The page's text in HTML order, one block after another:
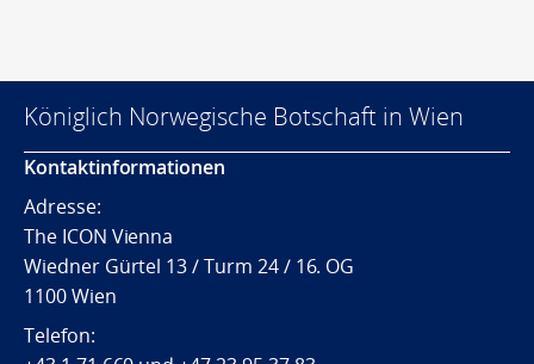
Königlich Norwegische Botschaft in Wien
Kontaktinformationen
Adresse:
The ICON Vienna
Wiedner Gürtel 13 / Turm 24 / 16. OG
1100 Wien
Telefon: